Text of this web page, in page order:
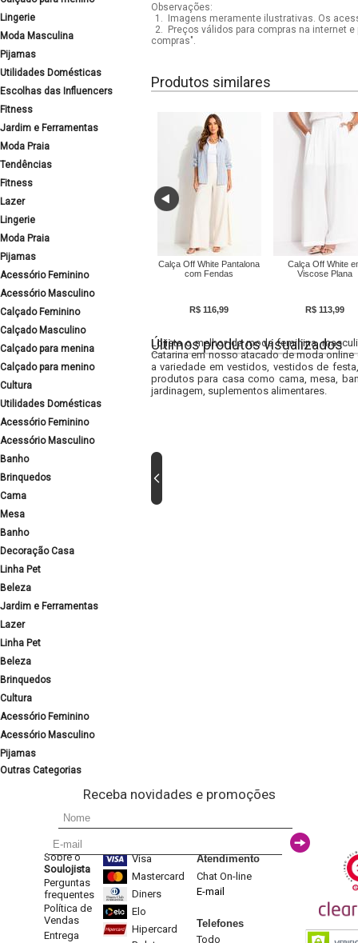
Lingerie
Moda Masculina
Pijamas
Utilidades Domésticas
Escolhas das Influencers
Fitness
Jardim e Ferramentas
Moda Praia
Tendências
Fitness
Lazer
Lingerie
Moda Praia
Pijamas
Acessório Feminino
Acessório Masculino
Calçado Feminino
Calçado Masculino
Calçado para menina
Calçado para menino
Cultura
Utilidades Domésticas
Acessório Feminino
Acessório Masculino
Banho
Brinquedos
Cama
Mesa
Banho
Decoração Casa
Linha Pet
Beleza
Jardim e Ferramentas
Lazer
Linha Pet
Beleza
Brinquedos
Cultura
Acessório Feminino
Acessório Masculino
Pijamas
Outras Categorias
Observações:
1.
Imagens meramente ilustrativas. Os
2.
Preços válidos para compras na internet
compras".
Produtos similares
Calça Off White Pantalona
com Fendas
R$ 116,99
Calça Off White
Viscose Plana
R$ 113,99
Últimos produtos visualizados
Lojista o melhor da moda feminina,
Catarina em nosso atacado de moda
a variedade em vestidos, vestidos de
produtos para casa como cama, mesa,
jardinagem, suplementos alimentares.
Receba novidades e promoções
Sobre o
Soulojista
Perguntas
frequentes
Política de
Vendas
Entrega
Visa
Mastercard
Diners
Elo
Hipercard
Atendimento
Chat On-line
E-mail
Telefones
Todo